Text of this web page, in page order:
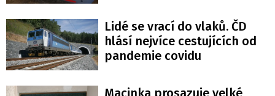
Lidé se vrací do vlaků. ČD
hlásí nejvíce cestujících od
pandemie covidu
Macinka prosazuje velké